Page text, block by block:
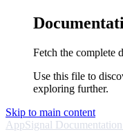
Fetch the complete
Use this file to
exploring further.
Skip to main content
AppSignal Documentation